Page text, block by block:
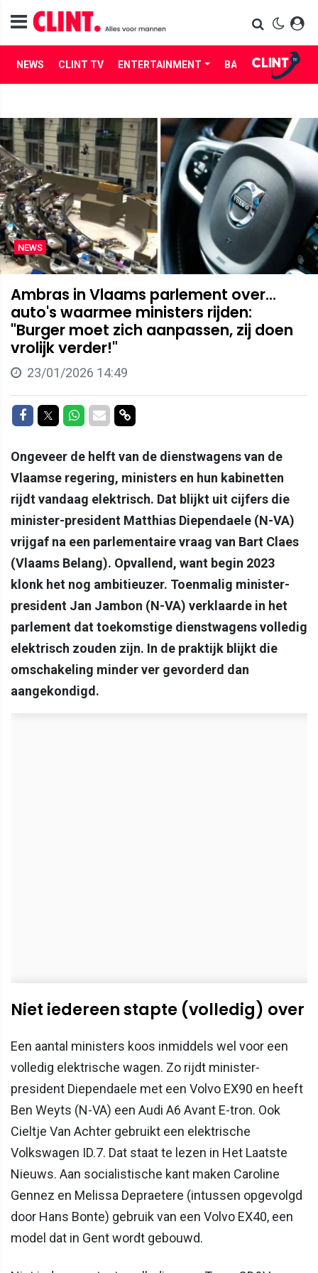
NEWS CLINT TV ENTERTAINMENT BABES LIFE
NEWS
Ambras in Vlaams parlement over...
auto's waarmee ministers rijden:
"Burger moet zich aanpassen, zij doen
vrolijk verder!"
23/01/2026 14:49
Delen op Facebook
Delen op Twitter
Delen op Whatsapp
Delen via Mail
Delen via link
Ongeveer de helft van de dienstwagens van de
Vlaamse regering, ministers en hun kabinetten
rijdt vandaag elektrisch. Dat blijkt uit cijfers die
minister-president Matthias Diependaele (N-VA)
vrijgaf na een parlementaire vraag van Bart Claes
(Vlaams Belang). Opvallend, want begin 2023
klonk het nog ambitieuzer. Toenmalig minister-
president Jan Jambon (N-VA) verklaarde in het
parlement dat toekomstige dienstwagens volledig
elektrisch zouden zijn. In de praktijk blijkt die
omschakeling minder ver gevorderd dan
aangekondigd.
Niet iedereen stapte (volledig) over
Een aantal ministers koos inmiddels wel voor een
volledig elektrische wagen. Zo rijdt minister-
president Diependaele met een Volvo EX90 en heeft
Ben Weyts (N-VA) een Audi A6 Avant E-tron. Ook
Cieltje Van Achter gebruikt een elektrische
Volkswagen ID.7. Dat staat te lezen in Het Laatste
Nieuws. Aan socialistische kant maken Caroline
Gennez en Melissa Depraetere (intussen opgevolgd
door Hans Bonte) gebruik van een Volvo EX40, een
model dat in Gent wordt gebouwd.